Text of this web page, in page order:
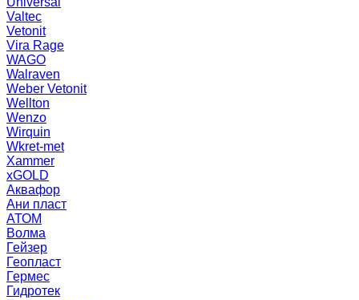
Valtec
Vetonit
Vira Rage
WAGO
Walraven
Weber Vetonit
Wellton
Wenzo
Wirquin
Wkret-met
Xammer
xGOLD
Аквафор
Ани пласт
АТОМ
Волма
Гейзер
Геопласт
Гермес
Гидротек